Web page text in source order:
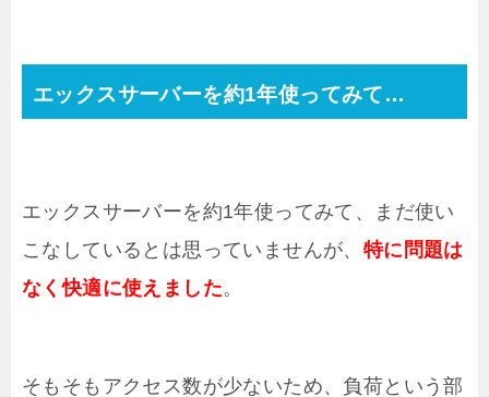
エックスサーバーを約1年使ってみて…
エックスサーバーを約1年使ってみて、まだ使い
こなしているとは思っていませんが、 特に問題は
なく快適に使えました。
そもそもアクセス数が少ないため、負荷という部